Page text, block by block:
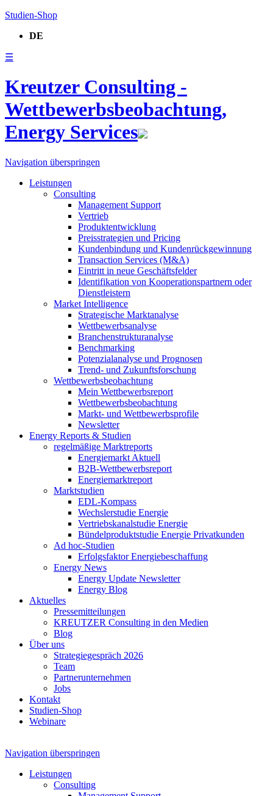
Studien-Shop
DE
☰
Kreutzer Consulting -
Wettbewerbsbeobachtung,
Energy Services
Navigation überspringen
Leistungen
Consulting
Management Support
Vertrieb
Produktentwicklung
Preisstrategien und Pricing
Kundenbindung und Kundenrückgewinnung
Transaction Services (M&A)
Eintritt in neue Geschäftsfelder
Identifikation von Kooperationspartnern oder
Dienstleistern
Market Intelligence
Strategische Marktanalyse
Wettbewerbsanalyse
Branchenstrukturanalyse
Benchmarking
Potenzialanalyse und Prognosen
Trend- und Zukunftsforschung
Wettbewerbs­beobachtung
Mein Wettbewerbsreport
Wettbewerbsbeobachtung
Markt- und Wettbewerbsprofile
Newsletter
Energy Reports & Studien
regelmäßige Marktreports
Energiemarkt Aktuell
B2B-Wettbewerbsreport
Energiemarktreport
Marktstudien
EDL-Kompass
Wechslerstudie Energie
Vertriebskanalstudie Energie
Bündelproduktstudie Energie Privatkunden
Ad hoc-Studien
Erfolgsfaktor Energiebeschaffung
Energy News
Energy Update Newsletter
Energy Blog
Aktuelles
Pressemitteilungen
KREUTZER Consulting in den Medien
Blog
Über uns
Strategiegespräch 2026
Team
Partnerunternehmen
Jobs
Kontakt
Studien-Shop
Webinare
Navigation überspringen
Leistungen
Consulting